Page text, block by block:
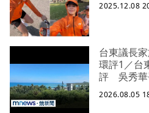
2025.12.08
台東議長
環評1／台
評 吳秀華
2026.08.05